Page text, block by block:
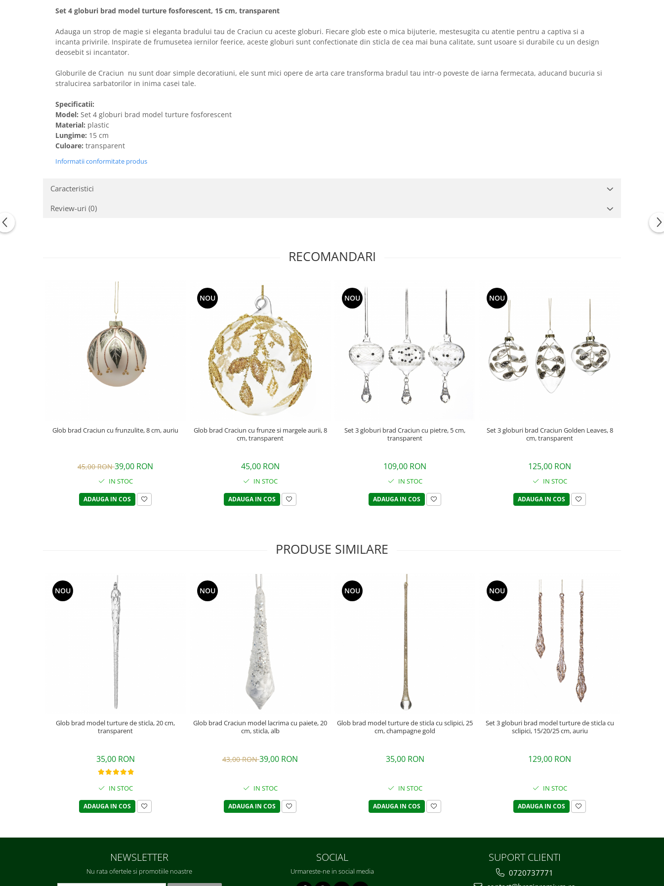
Set 4 globuri brad model turture fosforescent, 15 cm, transparent
Adauga un strop de magie si eleganta bradului tau de Craciun cu aceste globuri. Fiecare glob este o mica bijuterie, mestesugita cu atentie pentru a captiva si a
incanta privirile. Inspirate de frumusetea iernilor feerice, aceste globuri sunt confectionate din sticla de cea mai buna calitate, sunt usoare si durabile cu un design
deosebit si incantator.
Globurile de Craciun nu sunt doar simple decoratiuni, ele sunt mici opere de arta care transforma bradul tau intr-o poveste de iarna fermecata, aducand bucuria si
stralucirea sarbatorilor in inima casei tale.
Specificatii:
Model: Set 4 globuri brad model turture fosforescent
Material: plastic
Lungime: 15 cm
Culoare: transparent
Informatii conformitate produs
Caracteristici
Review-uri (0)
RECOMANDARI
Glob brad Craciun cu frunzulite, 8 cm, auriu
45,00 RON39,00 RON
IN STOC
ADAUGA IN COS
NOU
Glob brad Craciun cu frunze si margele aurii, 8
cm, transparent
45,00 RON
IN STOC
ADAUGA IN COS
NOU
Set 3 globuri brad Craciun cu pietre, 5 cm,
transparent
109,00 RON
IN STOC
ADAUGA IN COS
NOU
Set 3 globuri brad Craciun Golden Leaves, 8
cm, transparent
125,00 RON
IN STOC
ADAUGA IN COS
PRODUSE SIMILARE
NOU
Glob brad model turture de sticla, 20 cm,
transparent
35,00 RON
IN STOC
ADAUGA IN COS
NOU
Glob brad Craciun model lacrima cu paiete, 20
cm, sticla, alb
43,00 RON39,00 RON
IN STOC
ADAUGA IN COS
NOU
Glob brad model turture de sticla cu sclipici, 25
cm, champagne gold
35,00 RON
IN STOC
ADAUGA IN COS
NOU
Set 3 globuri brad model turture de sticla cu
sclipici, 15/20/25 cm, auriu
129,00 RON
IN STOC
ADAUGA IN COS
NEWSLETTER
Nu rata ofertele si promotiile noastre
SOCIAL
Urmareste-ne in social media
SUPORT CLIENTI
0720737771